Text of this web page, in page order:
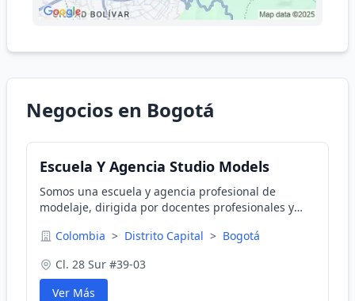
Negocios en Bogotá
Escuela Y Agencia Studio Models
Somos una escuela y agencia profesional de
modelaje, dirigida por docentes profesionales y
profesionales, reinas, presentadores, actores y
Colombia > Distrito Capital > Bogotá
Cl. 28 Sur #39-03
Ver Más